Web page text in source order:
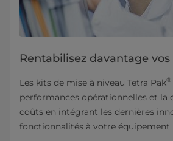
Rentabilisez davantage
Les kits de mise à niveau Tetra Pak®
performances opérationnelles et
coûts en intégrant les dernières
fonctionnalités à votre équipement